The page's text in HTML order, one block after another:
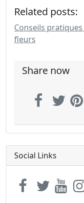
Related posts:
Conseils
fleurs
Share now
Social Links